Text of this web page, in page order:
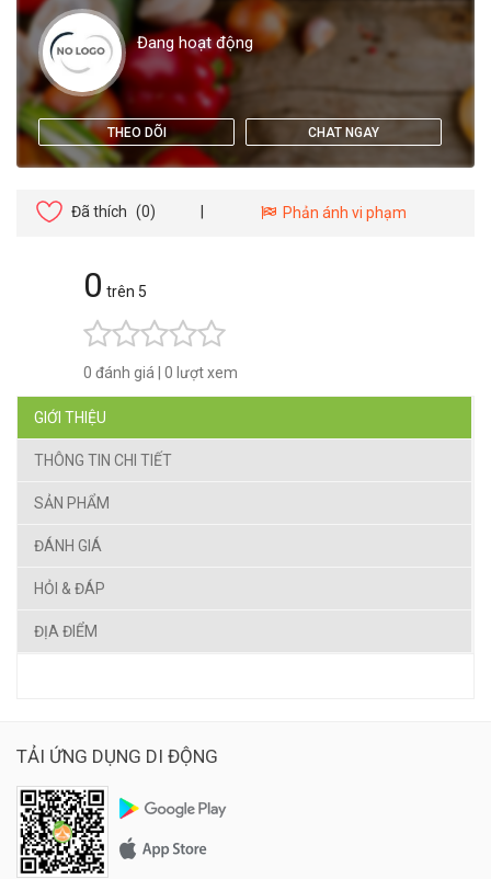
Đang hoạt động
THEO DÕI CHAT NGAY
Đã thích (0) Phản ánh vi phạm
0 trên 5
0 đánh giá 0 lượt xem
GIỚI THIỆU
THÔNG TIN CHI TIẾT
SẢN PHẨM
ĐÁNH GIÁ
HỎI & ĐÁP
ĐỊA ĐIỂM
TẢI ỨNG DỤNG DI ĐỘNG